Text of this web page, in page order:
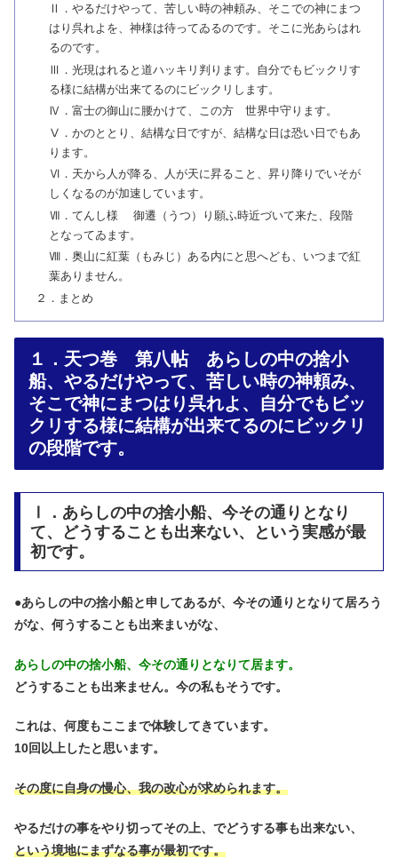
Ⅱ．やるだけやって、苦しい時の神頼み、そこでの神にまつ
はり呉れよを、神様は待ってゐるのです。そこに光あらはれ
るのです。
Ⅲ．光現はれると道ハッキリ判ります。自分でもビックリす
る様に結構が出来てるのにビックリします。
Ⅳ．富士の御山に腰かけて、この方 世界中守ります。
Ⅴ．かのととり、結構な日ですが、結構な日は恐い日でもあ
ります。
Ⅵ．天から人が降る、人が天に昇ること、昇り降りでいそが
しくなるのが加速しています。
Ⅶ．てんし様 御遷（うつ）り願ふ時近づいて来た、段階
となってゐます。
Ⅷ．奥山に紅葉（もみじ）ある内にと思へども、いつまで紅
葉ありません。
２．まとめ
１．天つ巻 第八帖 あらしの中の捨小
船、やるだけやって、苦しい時の神頼み、
そこで神にまつはり呉れよ、自分でもビッ
クリする様に結構が出来てるのにビックリ
の段階です。
Ⅰ．あらしの中の捨小船、今その通りとなり
て、どうすることも出来ない、という実感が最
初です。
●あらしの中の捨小船と申してあるが、今その通りとなりて居ろう
がな、何うすることも出来まいがな、
あらしの中の捨小船、今その通りとなりて居ます。
どうすることも出来ません。今の私もそうです。
これは、何度もここまで体験してきています。
10回以上したと思います。
その度に自身の慢心、我の改心が求められます。
やるだけの事をやり切ってその上、でどうする事も出来ない、
という境地にまずなる事が最初です。